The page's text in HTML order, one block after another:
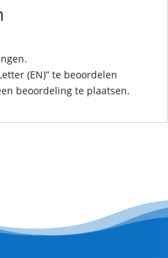
(EN)” te beoordelen
beoordeling te plaatsen.